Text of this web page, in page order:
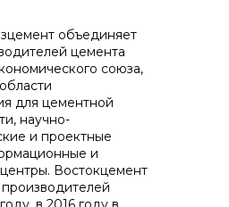
объединяет
цемента
союза,
для цементной
научно-
и проектные
и
Востокцемент